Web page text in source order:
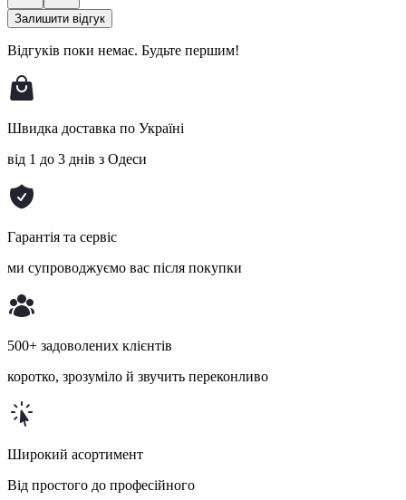
Залишити відгук
Відгуків поки немає. Будьте першим!
Швидка доставка по Україні
від 1 до 3 днів з Одеси
Гарантія та сервіс
ми супроводжуємо вас після покупки
500+ задоволених клієнтів
коротко, зрозуміло й звучить переконливо
Широкий асортимент
Від простого до професійного